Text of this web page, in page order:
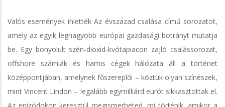
Valós események ihlették Az évszázad csalása című sorozatot,
amely az egyik legnagyobb európai gazdasági botrányt mutatja
be. Egy bonyolult szén-dioxid-kvótapiacon zajló csalássorozat,
offshore számlák és hamis cégek hálózata áll a történet
középpontjában, amelynek főszereplői – köztük olyan színészek,
mint Vincent Lindon – legalább egymilliárd eurót sikkasztottak el.